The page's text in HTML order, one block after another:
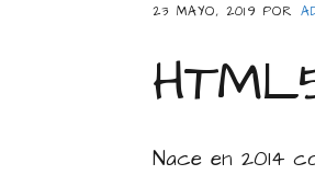
23 MAYO, 2019 POR
Nace en 2014